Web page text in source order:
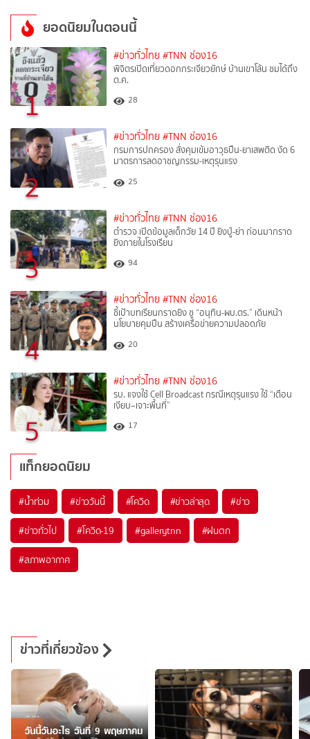
ยอดนิยมในตอนนี้
1
#ข่าวทั่วไทย #TNN ช่อง16
พิจิตรเปิดเที่ยวดอกกระเจียวยักษ์ บ้านเขาโล้น ชมได้ถึง
ต.ค.
28
2
#ข่าวทั่วไทย #TNN ช่อง16
กรมการปกครอง สั่งคุมเข้มอาวุธปืน-ยาเสพติด งัด 6
มาตรการลดอาชญกรรม-เหตุรุนแรง
25
3
#ข่าวทั่วไทย #TNN ช่อง16
ตำรวจ เปิดข้อมูลเด็กวัย 14 ปี ยิงปู่-ย่า ก่อนมากราด
ยิงภายในโรงเรียน
94
4
#ข่าวทั่วไทย #TNN ช่อง16
ชี้เป้าบทเรียนกราดยิง ชู “อนุทิน-ผบ.ตร.” เดินหน้า
นโยบายคุมปืน สร้างเครือข่ายความปลอดภัย
20
5
#ข่าวทั่วไทย #TNN ช่อง16
รบ. แจงใช้ Cell Broadcast กรณีเหตุรุนแรง ใช้ “เตือน
เงียบ–เจาะพื้นที่”
17
แท็กยอดนิยม
#น้ำท่วม #ข่าววันนี้ #โควิด #ข่าวล่าสุด #ข่าว
#ข่าวทั่วไป #โควิด-19 #gallerytnn #ฝนตก
#สภาพอากาศ
ข่าวที่เกี่ยวข้อง